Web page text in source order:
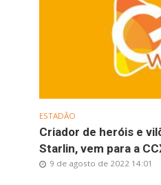
ESTADÃO
Criador de heróis e
Starlin, vem para a
9 de agosto de 2022 14:01